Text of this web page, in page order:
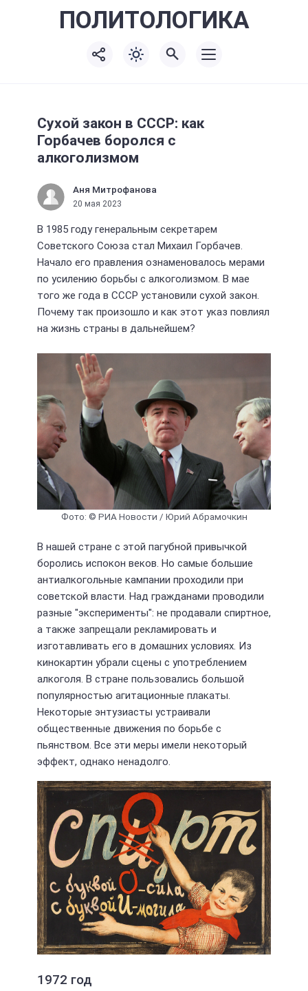
ПОЛИТОЛОГИКА
Сухой закон в СССР: как
Горбачев боролся с
алкоголизмом
Аня Митрофанова
20 мая 2023
В 1985 году генеральным секретарем
Советского Союза стал Михаил Горбачев.
Начало его правления ознаменовалось мерами
по усилению борьбы с алкоголизмом. В мае
того же года в СССР установили сухой закон.
Почему так произошло и как этот указ повлиял
на жизнь страны в дальнейшем?
Фото: © РИА Новости / Юрий Абрамочкин
В нашей стране с этой пагубной привычкой
боролись испокон веков. Но самые большие
антиалкогольные кампании проходили при
советской власти. Над гражданами проводили
разные "эксперименты": не продавали спиртное,
а также запрещали рекламировать и
изготавливать его в домашних условиях. Из
кинокартин убрали сцены с употреблением
алкоголя. В стране пользовались большой
популярностью агитационные плакаты.
Некоторые энтузиасты устраивали
общественные движения по борьбе с
пьянством. Все эти меры имели некоторый
эффект, однако ненадолго.
1972 год